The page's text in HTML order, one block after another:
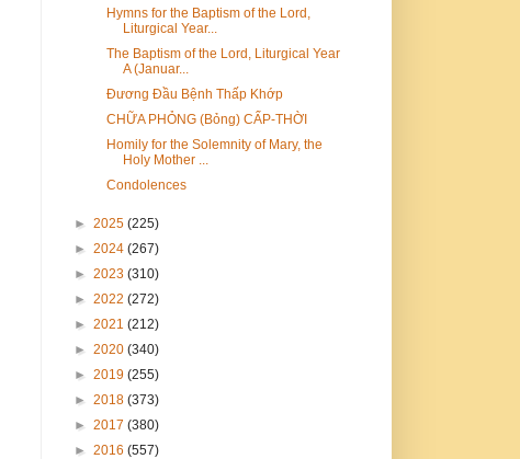
Hymns for the Baptism of the Lord,
Liturgical Year...
The Baptism of the Lord, Liturgical Year
A (Januar...
Đương Đầu Bệnh Thấp Khớp
CHỮA PHỎNG (Bỏng) CẤP-THỜI
Homily for the Solemnity of Mary, the
Holy Mother ...
Condolences
► 2025 (225)
► 2024 (267)
► 2023 (310)
► 2022 (272)
► 2021 (212)
► 2020 (340)
► 2019 (255)
► 2018 (373)
► 2017 (380)
► 2016 (557)